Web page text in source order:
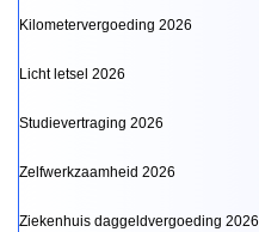
Kilometervergoeding 2026
Licht letsel 2026
Studievertraging 2026
Zelfwerkzaamheid 2026
Ziekenhuis daggeldvergoeding 2026